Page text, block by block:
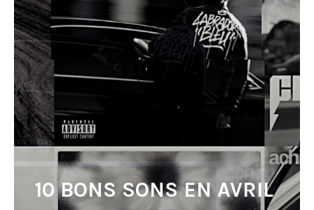
10 BONS SONS EN AVRIL